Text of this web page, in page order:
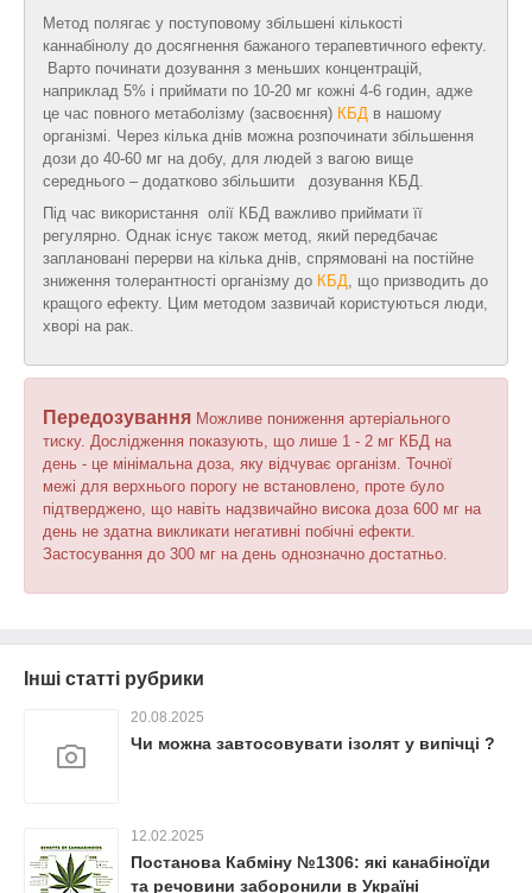
Метод полягає у поступовому збільшені кількості
каннабінолу до досягнення бажаного терапевтичного ефекту.
Варто починати дозування з меньших концентрацій,
наприклад 5% і приймати по 10-20 мг кожні 4-6 годин, адже
це час повного метаболізму (засвоєння) КБД в нашому
організмі. Через кілька днів можна розпочинати збільшення
дози до 40-60 мг на добу, для людей з вагою вище
середнього – додатково збільшити дозування КБД.
Під час використання олії КБД важливо приймати її
регулярно. Однак існує також метод, який передбачає
заплановані перерви на кілька днів, спрямовані на постійне
зниження толерантності організму до КБД, що призводить до
кращого ефекту. Цим методом зазвичай користуються люди,
хворі на рак.
Передозування Можливе пониження артеріального
тиску. Дослідження показують, що лише 1 - 2 мг КБД на
день - це мінімальна доза, яку відчуває організм. Точної
межі для верхнього порогу не встановлено, проте було
підтверджено, що навіть надзвичайно висока доза 600 мг на
день не здатна викликати негативні побічні ефекти.
Застосування до 300 мг на день однозначно достатньо.
Інші статті рубрики
20.08.2025
Чи можна завтосовувати ізолят у випічці ?
12.02.2025
Постанова Кабміну №1306: які канабіноїди
та речовини заборонили в Україні